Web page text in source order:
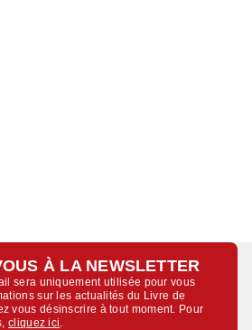
À LA NEWSLETTER
sera uniquement utilisée pour vous
sur les actualités du Livre de
vous désinscrire à tout moment. Pour
cliquez ici